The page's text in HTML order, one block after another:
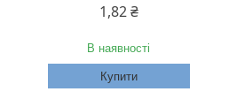
1,82 ₴
В наявності
Купити